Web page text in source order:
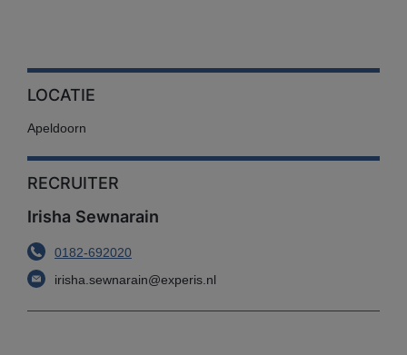
LOCATIE
Apeldoorn
RECRUITER
Irisha Sewnarain
0182-692020
irisha.sewnarain@experis.nl